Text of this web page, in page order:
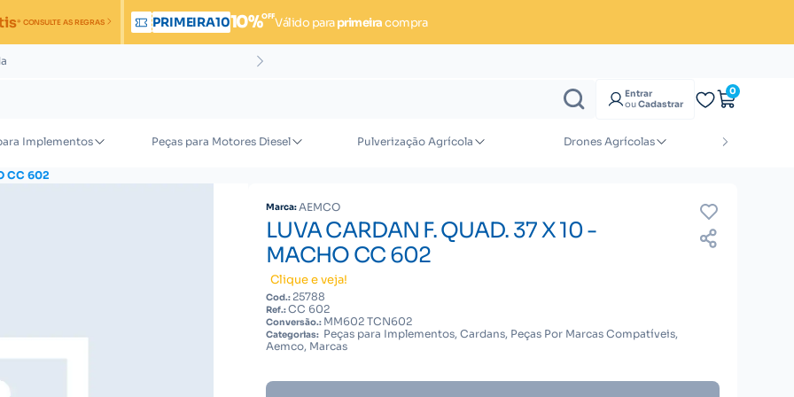
* CONSULTE AS REGRAS PRIMEIRA1010%OFFVálido paraprimeiracompra
Entrar
ouCadastrar
0
Implementos Peças para Motores Diesel Pulverização Agrícola Drones Agrícolas
CC 602
Marca:AEMCO
LUVA CARDAN F. QUAD. 37 X 10 -
MACHO CC 602
Clique e veja!
Cod.: 25788
Ref.:CC 602
Conversão.: MM602 TCN602
Categorias: Peças para Implementos, Cardans, Peças Por Marcas Compatíveis,
Aemco, Marcas